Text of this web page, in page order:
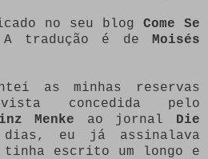
no seu blog Come Se
A tradução é de Moisés
as minhas reservas
concedida pelo
Menke ao jornal Die
eu já assinalava
tinha escrito um longo e